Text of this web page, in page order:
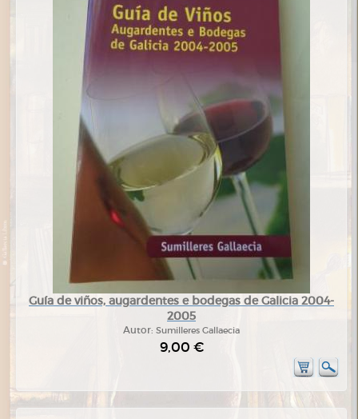
Guía de viños, augardentes e bodegas de Galicia 2004-
2005
Autor: Sumilleres Gallaecia
9,00 €